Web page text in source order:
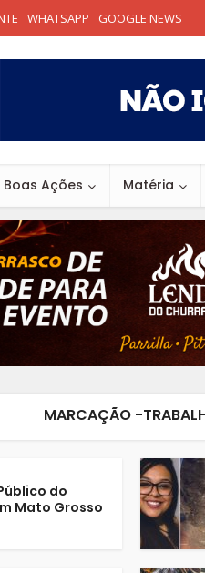
WHATSAPP GOOGLE NEWS
Boas Ações Matéria
MARCAÇÃO -
do
Mato Grosso